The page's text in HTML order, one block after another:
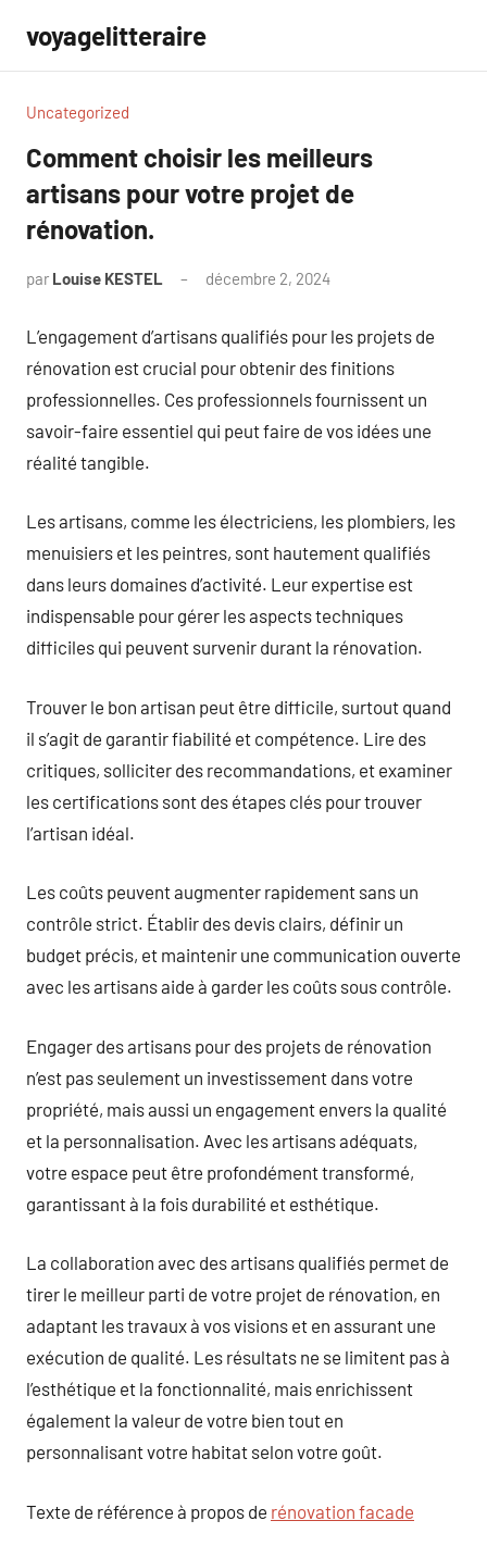
contenu
voyagelitteraire
Uncategorized
Comment choisir les meilleurs
artisans pour votre projet de
rénovation.
par Louise KESTEL décembre 2, 2024
L’engagement d’artisans qualifiés pour les projets de
rénovation est crucial pour obtenir des finitions
professionnelles. Ces professionnels fournissent un
savoir-faire essentiel qui peut faire de vos idées une
réalité tangible.
Les artisans, comme les électriciens, les plombiers, les
menuisiers et les peintres, sont hautement qualifiés
dans leurs domaines d’activité. Leur expertise est
indispensable pour gérer les aspects techniques
difficiles qui peuvent survenir durant la rénovation.
Trouver le bon artisan peut être difficile, surtout quand
il s’agit de garantir fiabilité et compétence. Lire des
critiques, solliciter des recommandations, et examiner
les certifications sont des étapes clés pour trouver
l’artisan idéal.
Les coûts peuvent augmenter rapidement sans un
contrôle strict. Établir des devis clairs, définir un
budget précis, et maintenir une communication ouverte
avec les artisans aide à garder les coûts sous contrôle.
Engager des artisans pour des projets de rénovation
n’est pas seulement un investissement dans votre
propriété, mais aussi un engagement envers la qualité
et la personnalisation. Avec les artisans adéquats,
votre espace peut être profondément transformé,
garantissant à la fois durabilité et esthétique.
La collaboration avec des artisans qualifiés permet de
tirer le meilleur parti de votre projet de rénovation, en
adaptant les travaux à vos visions et en assurant une
exécution de qualité. Les résultats ne se limitent pas à
l’esthétique et la fonctionnalité, mais enrichissent
également la valeur de votre bien tout en
personnalisant votre habitat selon votre goût.
Texte de référence à propos de rénovation facade